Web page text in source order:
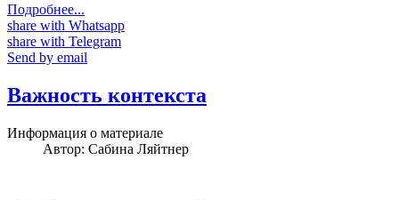
Подробнее...
share with Whatsapp
share with Telegram
Send by email
Важность контекста
Информация о материале
Автор: Сабина Ляйтнер